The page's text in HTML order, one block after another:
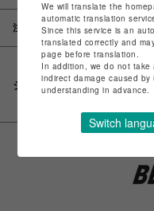
注意事項
シェアする
We will translate the
automatic translation
Since this service is an
translated correctly and
page before translation.
In addition, we do not
indirect damage caused
understanding in advance.
Switch